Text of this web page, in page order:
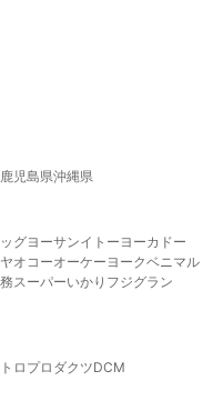
鹿児島県沖縄県
グヨーサンイトーヨーカドー
ヤオコーオーケー ヨークベニマル
スーパーいかり フジグラン
ロプロダクツDCM